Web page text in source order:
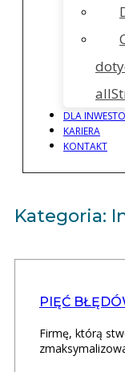
DLA
KARIERA
KONTAKT
Kategoria:
PIĘĆ
Firmę, którą